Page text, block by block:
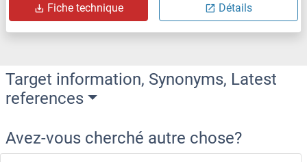
Fiche technique Détails
Target information, Synonyms, Latest
references
Avez-vous cherché autre chose?